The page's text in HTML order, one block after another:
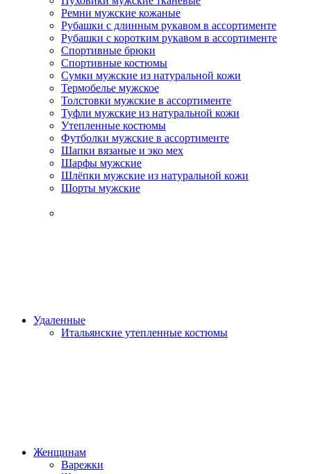
Ремни мужские кожаные
Рубашки с длинным рукавом в ассортименте
Рубашки с коротким рукавом в ассортименте
Спортивные брюки
Спортивные костюмы
Сумки мужские из натуральной кожи
Термобелье мужское
Толстовки мужские в ассортименте
Туфли мужские из натуральной кожи
Утепленные костюмы
Футболки мужские в ассортименте
Шапки вязаные и эко мех
Шарфы мужские
Шлёпки мужские из натуральной кожи
Шорты мужские
Удаленные
Итальянские утепленные костюмы
Женщинам
Варежки